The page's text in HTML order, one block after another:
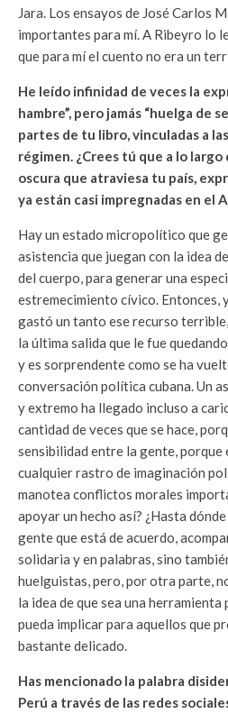
Jara. Los ensayos de José Carlos
importantes para mí. A Ribeyro lo
que para mí el cuento no era un
He leído infinidad de veces la
hambre”, pero jamás “huelga de
partes de tu libro, vinculadas a
régimen. ¿Crees tú que a lo
oscura que atraviesa tu país,
ya están casi impregnadas en el
Hay un estado micropolítico que
asistencia que juegan con la idea
del cuerpo, para generar una
estremecimiento cívico. Entonces,
gastó un tanto ese recurso
la última salida que le fue
y es sorprendente como se ha
conversación política cubana. Un
y extremo ha llegado incluso a
cantidad de veces que se hace,
sensibilidad entre la gente, porque
cualquier rastro de imaginación
manotea conflictos morales
apoyar un hecho así? ¿Hasta
gente que está de acuerdo,
solidaria y en palabras, sino
huelguistas, pero, por otra parte,
la idea de que sea una
pueda implicar para aquellos que
bastante delicado.
Has mencionado la palabra
Perú a través de las redes